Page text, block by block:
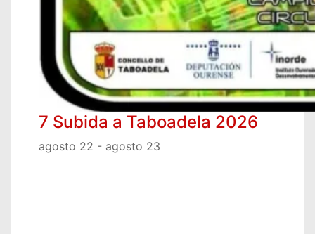
7 Subida a Taboadela 2026
agosto 22 - agosto 23